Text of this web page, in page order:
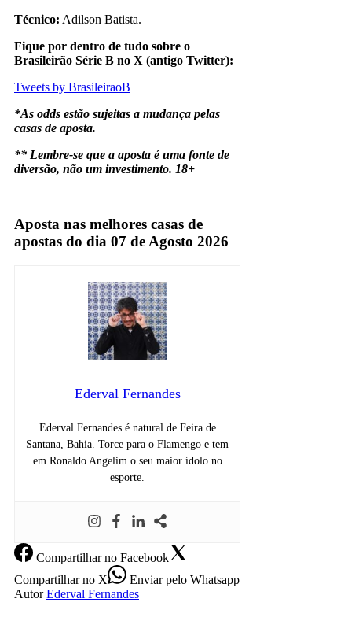
Técnico: Adilson Batista.
Fique por dentro de tudo sobre o
Brasileirão Série B no X (antigo Twitter):
Tweets by BrasileiraoB
*As odds estão sujeitas a mudança pelas
casas de aposta.
** Lembre-se que a aposta é uma fonte de
diversão, não um investimento. 18+
Aposta nas melhores casas de
apostas do dia 07 de Agosto 2026
Ederval Fernandes
Ederval Fernandes é natural de Feira de
Santana, Bahia. Torce para o Flamengo e tem
em Ronaldo Angelim o seu maior ídolo no
esporte.
Compartilharno Facebook
Compartilharno X Enviarpelo Whatsapp
Autor Ederval Fernandes